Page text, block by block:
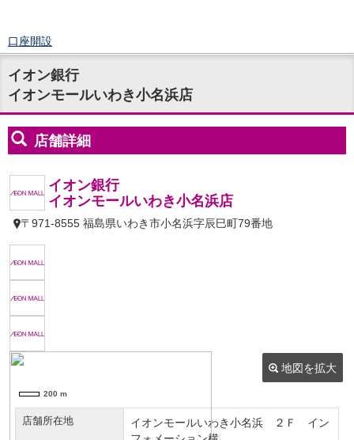
口座開設
ログイン
チャット
メニュー
商品・サービス
預金
円預金TOP
定期預金
積立式定期預金
外貨預金 TOP
NISA
金銭信託のしくみ
取扱商品一覧
iDeCo・国民年金基金
イオン銀行
イオンモールいわき小名浜店